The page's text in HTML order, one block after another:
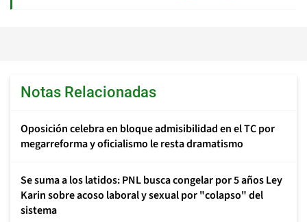
Notas Relacionadas
Oposición celebra en bloque admisibilidad en el TC por
megarreforma y oficialismo le resta dramatismo
Se suma a los latidos: PNL busca congelar por 5 años Ley
Karin sobre acoso laboral y sexual por "colapso" del
sistema